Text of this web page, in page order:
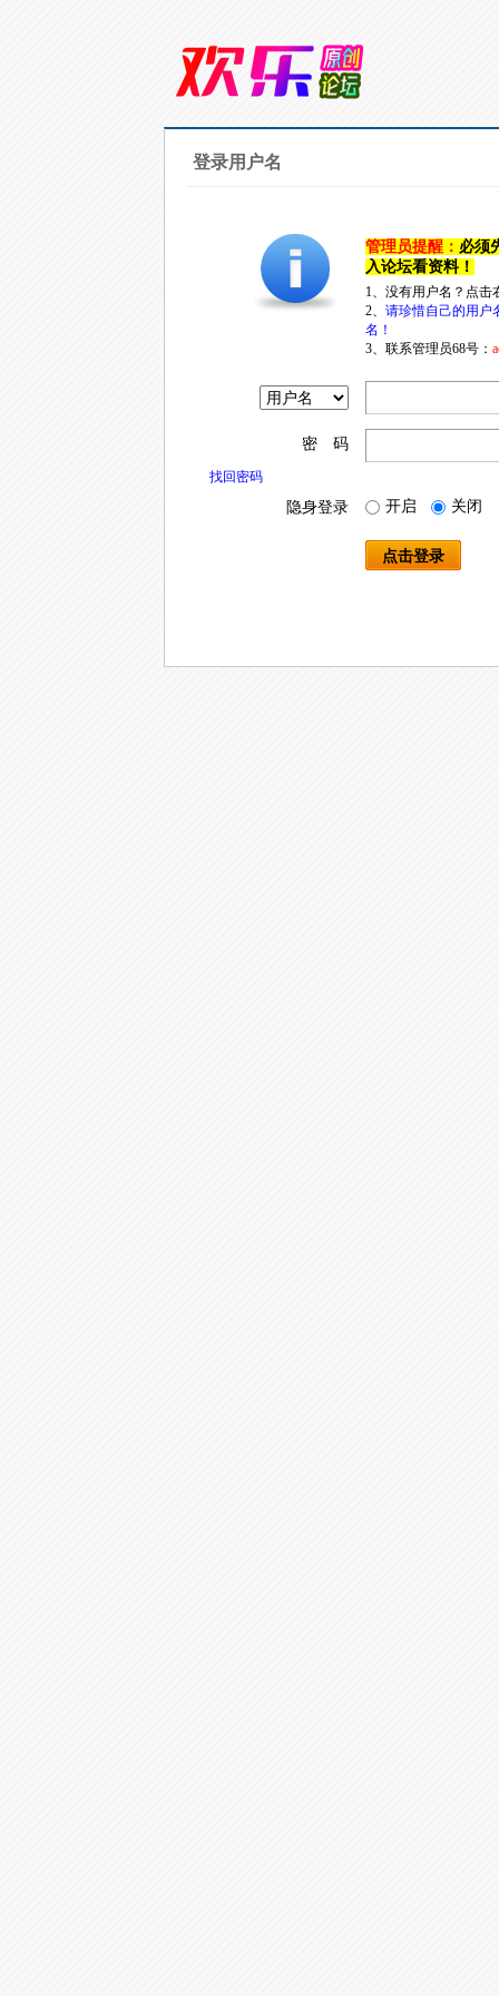
登录用户名
管理员提醒： 必须
入论坛看资料！
1、没有用户名？点
2、 请珍惜自己的用户
名！
3、联系管理员68号：
密 码
找回密码
隐身登录 开启 关闭
点击登录